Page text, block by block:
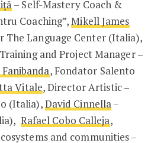
– Self-Mastery Coach &
Coaching”,Mikell James
The Language Center (Italia),
and Project Manager –
, Fondator Salento
Vitale, Director Artistic –
(Italia),David Cinnella–
Rafael Cobo Calleja,
and communities –